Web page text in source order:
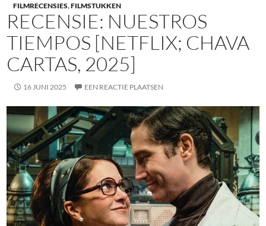
FILMRECENSIES,FILMSTUKKEN
RECENSIE: NUESTROS
TIEMPOS [NETFLIX; CHAVA
CARTAS, 2025]
16 JUNI 2025 EEN REACTIE PLAATSEN